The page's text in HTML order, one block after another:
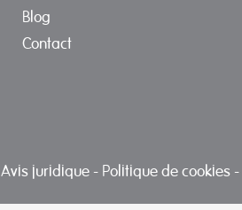
Blog
Contact
Avis juridique - Politique de cookies -